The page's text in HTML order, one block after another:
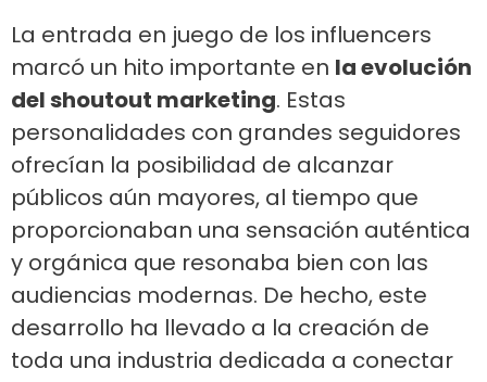
La entrada en juego de los influencers
marcó un hito importante en la evolución
del shoutout marketing. Estas
personalidades con grandes seguidores
ofrecían la posibilidad de alcanzar
públicos aún mayores, al tiempo que
proporcionaban una sensación auténtica
y orgánica que resonaba bien con las
audiencias modernas. De hecho, este
desarrollo ha llevado a la creación de
toda una industria dedicada a conectar